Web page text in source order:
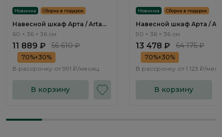
Новинка Сборка в подарок
Навесной шкаф Арта / Arta
AR005.1
60 × 36 × 36 см
11 889 ₽ 56 610 ₽
70%+30%
В рассрочку от 991 ₽/месяц
В корзину
Новинка Сборка в подарок
Навесной шкаф Арта /
AR012.1
90 × 36 × 36 см
13 478 ₽ 64 175 ₽
70%+30%
В рассрочку от 1 123 ₽/
В корзину